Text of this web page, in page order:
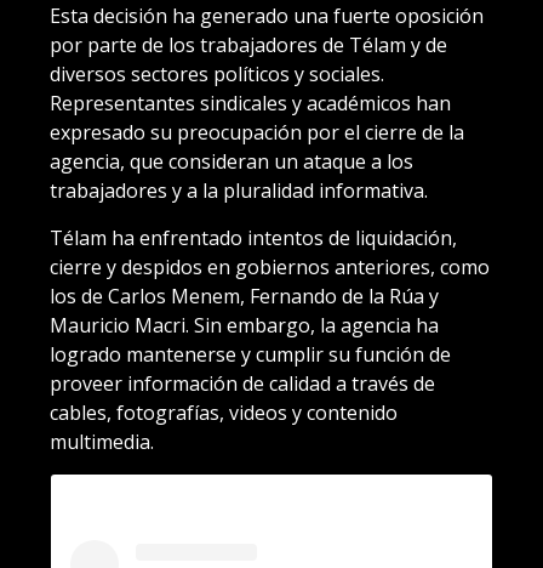
Esta decisión ha generado una fuerte oposición
por parte de los trabajadores de Télam y de
diversos sectores políticos y sociales.
Representantes sindicales y académicos han
expresado su preocupación por el cierre de la
agencia, que consideran un ataque a los
trabajadores y a la pluralidad informativa.
Télam ha enfrentado intentos de liquidación,
cierre y despidos en gobiernos anteriores, como
los de Carlos Menem, Fernando de la Rúa y
Mauricio Macri. Sin embargo, la agencia ha
logrado mantenerse y cumplir su función de
proveer información de calidad a través de
cables, fotografías, videos y contenido
multimedia.